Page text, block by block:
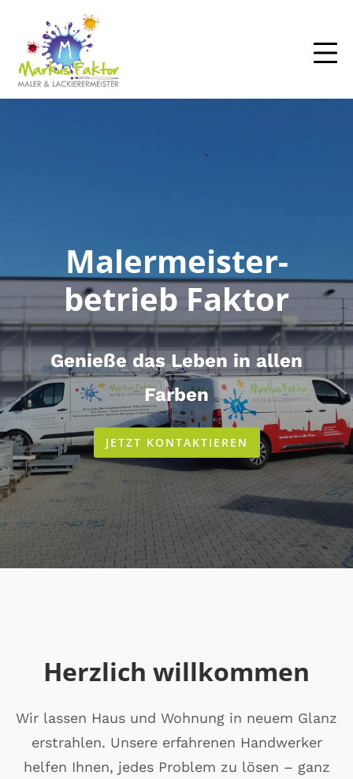
content
Malermeister­
betrieb Faktor
Genieße das Leben in allen
Farben
JETZT KONTAKTIEREN
Herzlich willkommen
Wir lassen Haus und Wohnung in neuem Glanz
erstrahlen. Unsere erfahrenen Handwerker
helfen Ihnen, jedes Problem zu lösen – ganz